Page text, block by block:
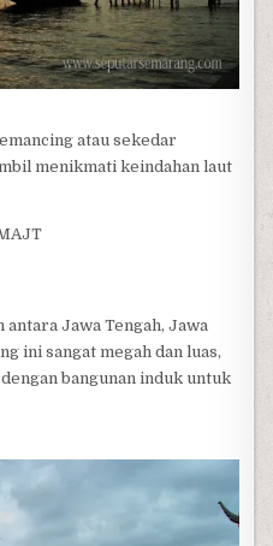
atau sekedar
menikmati keindahan laut
Jawa Tengah, Jawa
ini sangat megah dan luas,
bangunan induk untuk